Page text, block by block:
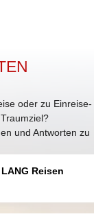
oder zu Einreise-
und Antworten zu
Reisen
bequem: